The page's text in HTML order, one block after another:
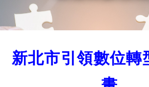
新北市引領數位轉